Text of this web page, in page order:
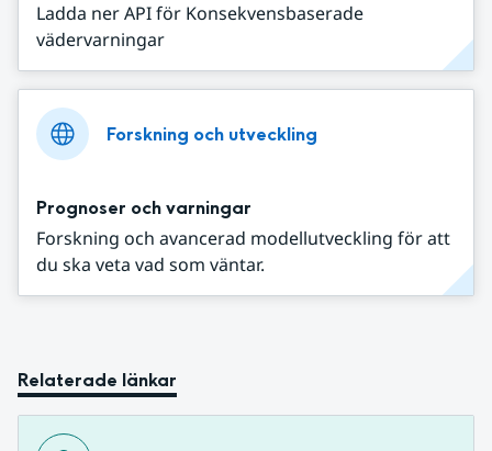
Ladda ner API för Konsekvensbaserade
vädervarningar
Forskning och utveckling
Prognoser och varningar
Forskning och avancerad modellutveckling för att
du ska veta vad som väntar.
Relaterade länkar